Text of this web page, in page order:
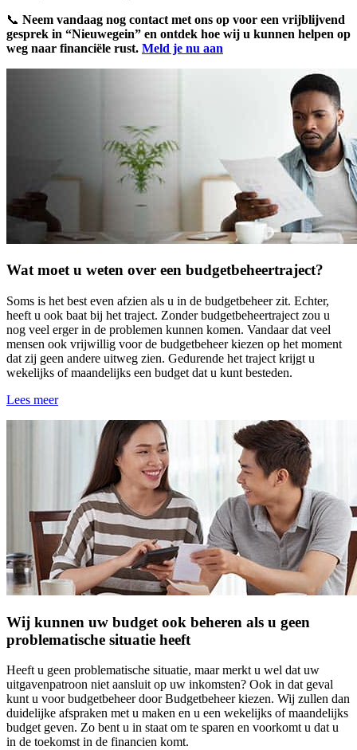
📞 Neem vandaag nog contact met ons op voor een vrijblijvend
gesprek in “Nieuwegein” en ontdek hoe wij u kunnen helpen op
weg naar financiële rust. Meld je nu aan
Wat moet u weten over een budgetbeheertraject?
Soms is het best even afzien als u in de budgetbeheer zit. Echter,
heeft u ook baat bij het traject. Zonder budgetbeheertraject zou u
nog veel erger in de problemen kunnen komen. Vandaar dat veel
mensen ook vrijwillig voor de budgetbeheer kiezen op het moment
dat zij geen andere uitweg zien. Gedurende het traject krijgt u
wekelijks of maandelijks een budget dat u kunt besteden.
Lees meer
Wij kunnen uw budget ook beheren als u geen
problematische situatie heeft
Heeft u geen problematische situatie, maar merkt u wel dat uw
uitgavenpatroon niet aansluit op uw inkomsten? Ook in dat geval
kunt u voor budgetbeheer door Budgetbeheer kiezen. Wij zullen dan
duidelijke afspraken met u maken en u een wekelijks of maandelijks
budget geven. Zo bent u in staat om te sparen en voorkomt u dat u
in de toekomst in de financien komt.